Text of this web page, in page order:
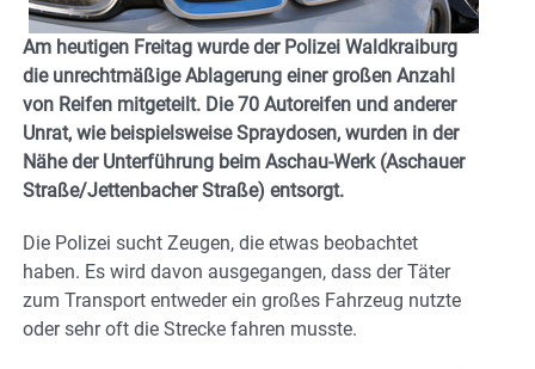
Am heutigen Freitag wurde der Polizei Waldkraiburg
die unrechtmäßige Ablagerung einer großen Anzahl
von Reifen mitgeteilt. Die 70 Autoreifen und anderer
Unrat, wie beispielsweise Spraydosen, wurden in der
Nähe der Unterführung beim Aschau-Werk (Aschauer
Straße/Jettenbacher Straße) entsorgt.
Die Polizei sucht Zeugen, die etwas beobachtet
haben. Es wird davon ausgegangen, dass der Täter
zum Transport entweder ein großes Fahrzeug nutzte
oder sehr oft die Strecke fahren musste.